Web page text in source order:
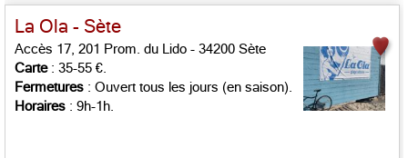
La Ola - Sète
Accès 17, 201 Prom. du Lido - 34200 Sète
Carte: 35-55 €.
Fermetures : Ouvert tous les jours (en saison).
Horaires : 9h-1h.